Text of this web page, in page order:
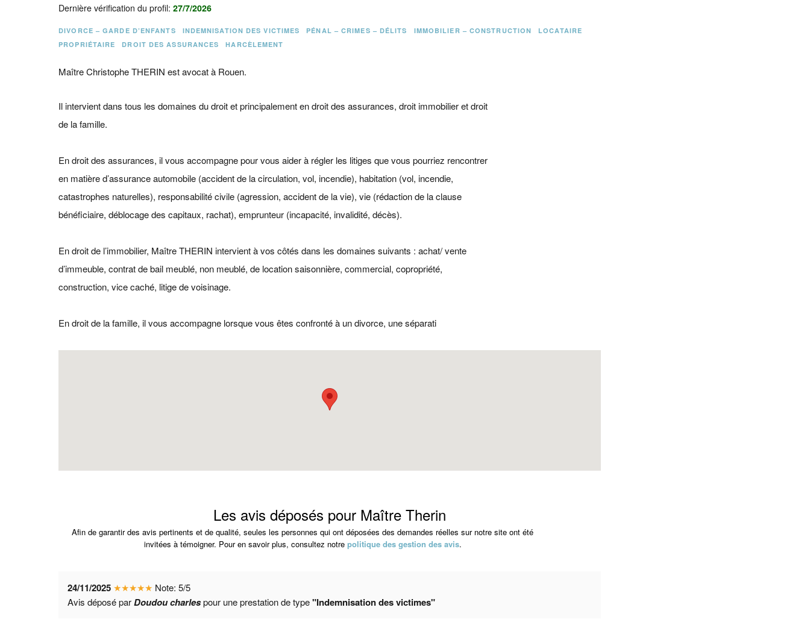
Dernière vérification du profil:27/7/2026
DIVORCE – GARDE D’ENFANTS INDEMNISATION DES VICTIMES PÉNAL – CRIMES – DÉLITS IMMOBILIER – CONSTRUCTION
LOCATAIRE
PROPRIÉTAIRE
DROIT DES ASSURANCES HARCÈLEMENT
Maître Christophe THERIN est avocat à Rouen.
Il intervient dans tous les domaines du droit et principalement en droit des assurances, droit immobilier et droit
de la famille.
En droit des assurances, il vous accompagne pour vous aider à régler les litiges que vous pourriez rencontrer
en matière d’assurance automobile (accident de la circulation, vol, incendie), habitation (vol, incendie,
catastrophes naturelles), responsabilité civile (agression, accident de la vie), vie (rédaction de la clause
bénéficiaire, déblocage des capitaux, rachat), emprunteur (incapacité, invalidité, décès).
En droit de l’immobilier, Maître THERIN intervient à vos côtés dans les domaines suivants : achat/ vente
d’immeuble, contrat de bail meublé, non meublé, de location saisonnière, commercial, copropriété,
construction, vice caché, litige de voisinage.
En droit de la famille, il vous accompagne lorsque vous êtes confronté à un divorce, une séparati
Les avis déposés pour Maître Therin
Afin de garantir des avis pertinents et de qualité, seules les personnes qui ont déposées des demandes réelles sur notre site ont été
invitées à témoigner. Pour en savoir plus, consultez notre politique des gestion des avis.
24/11/2025 ★★★★★ Note:5/5
Avis déposé parDoudou charlespour une prestation de type"Indemnisation des victimes"